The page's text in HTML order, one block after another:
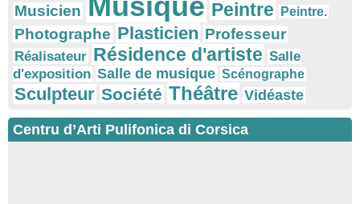
Musicien Musique Peintre Peintre.
Photographe Plasticien Professeur
Réalisateur Résidence d'artiste Salle
d'exposition Salle de musique Scénographe
Sculpteur Société Théâtre Vidéaste
Centru d’Arti Pulifonica di Corsica